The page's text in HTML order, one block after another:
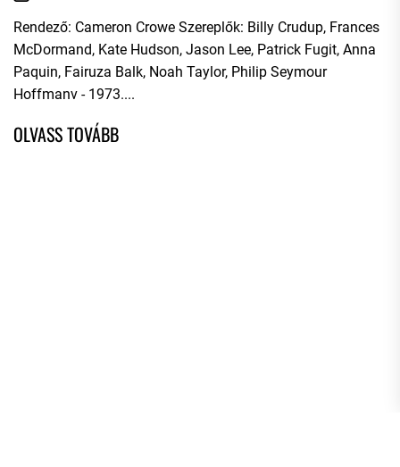
Rendező: Cameron Crowe Szereplők: Billy Crudup, Frances
McDormand, Kate Hudson, Jason Lee, Patrick Fugit, Anna
Paquin, Fairuza Balk, Noah Taylor, Philip Seymour
Hoffmanv - 1973....